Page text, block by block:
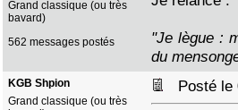
Grand classique (ou très
bavard)
562 messages postés
"Je lègue :
du
KGB Shpion
Grand classique (ou très
Posté le